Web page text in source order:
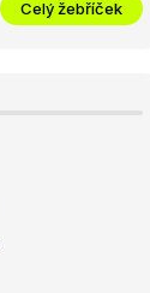
Celý žebříček